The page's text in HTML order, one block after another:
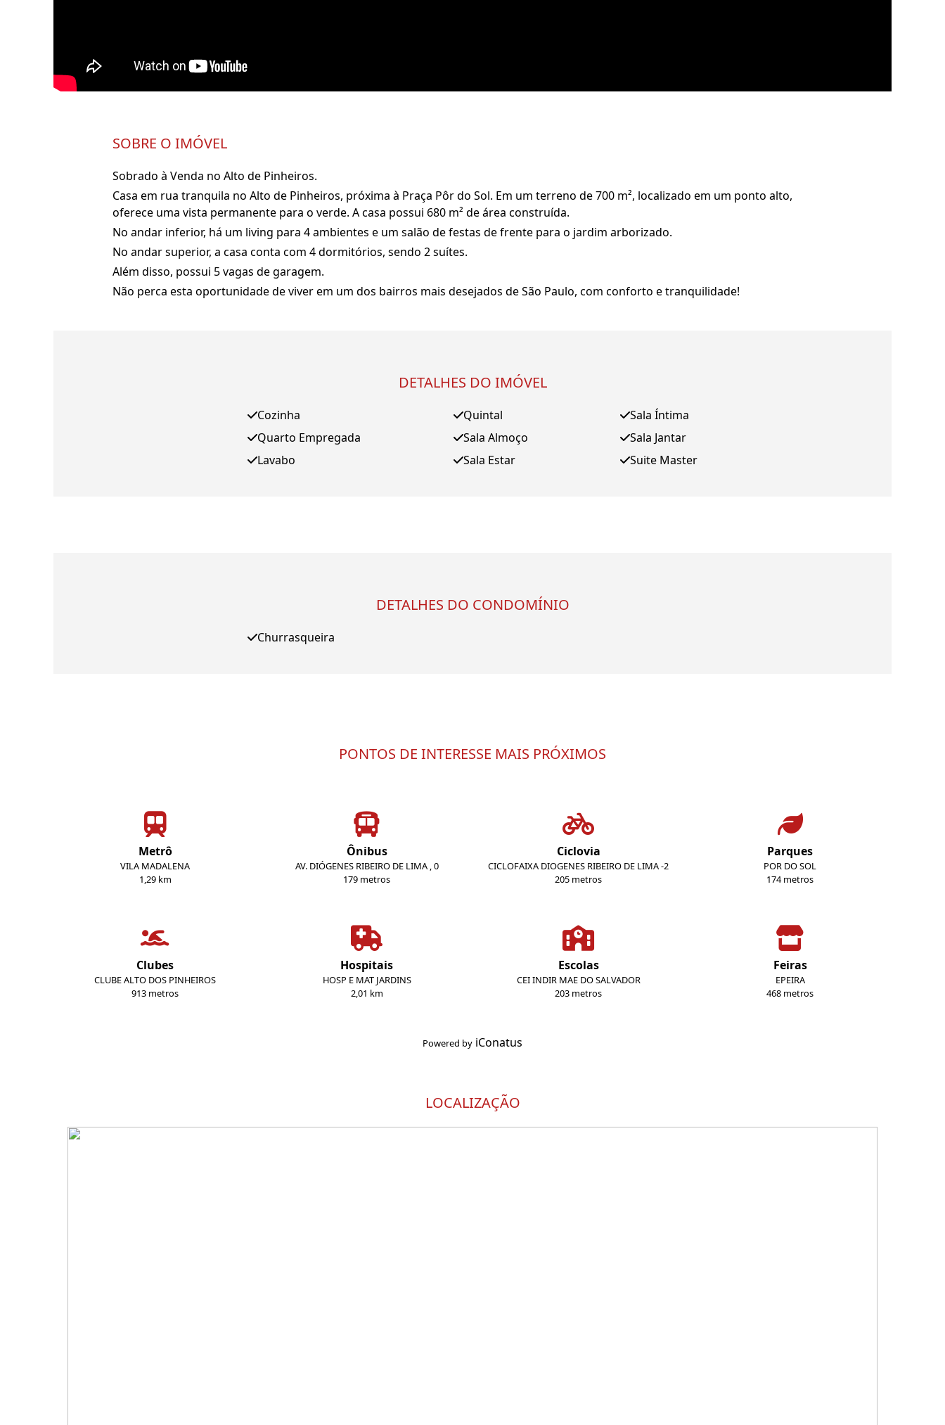
SOBRE O IMÓVEL
Sobrado à Venda no Alto de Pinheiros.
Casa em rua tranquila no Alto de Pinheiros, próxima à Praça Pôr do Sol. Em um terreno de 700 m², localizado em um ponto alto,
oferece uma vista permanente para o verde. A casa possui 680 m² de área construída.
No andar inferior, há um living para 4 ambientes e um salão de festas de frente para o jardim arborizado.
No andar superior, a casa conta com 4 dormitórios, sendo 2 suítes.
Além disso, possui 5 vagas de garagem.
Não perca esta oportunidade de viver em um dos bairros mais desejados de São Paulo, com conforto e tranquilidade!
DETALHES DO IMÓVEL
Cozinha
Quarto Empregada
Lavabo
Quintal
Sala Almoço
Sala Estar
Sala Íntima
Sala Jantar
Suite Master
DETALHES DO CONDOMÍNIO
Churrasqueira
PONTOS DE INTERESSE MAIS PRÓXIMOS
Metrô
VILA MADALENA
1,29 km
Ônibus
AV. DIÓGENES RIBEIRO DE LIMA , 0
179 metros
Ciclovia
CICLOFAIXA DIOGENES RIBEIRO DE LIMA -2
205 metros
Parques
POR DO SOL
174 metros
Clubes
CLUBE ALTO DOS PINHEIROS
913 metros
Hospitais
HOSP E MAT JARDINS
2,01 km
Escolas
CEI INDIR MAE DO SALVADOR
203 metros
Feiras
EPEIRA
468 metros
Powered by iConatus
LOCALIZAÇÃO